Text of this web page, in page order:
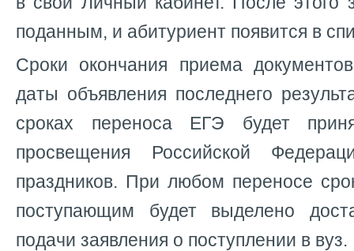
поданным, и абитуриент появится в
Сроки окончания приема
даты объявления последнего
сроках переноса ЕГЭ будет
просвещения Российской
праздников. При любом переносе
поступающим будет выделено
подачи заявления о поступлении в вуз.